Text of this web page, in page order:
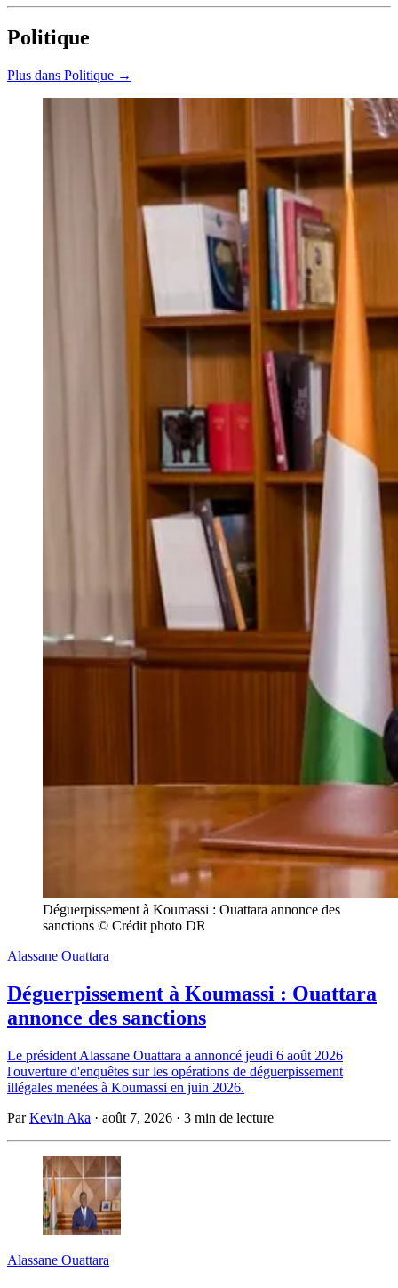
Politique
Plus dans Politique →
Déguerpissement à Koumassi : Ouattara annonce des
sanctions © Crédit photo DR
Alassane Ouattara
Déguerpissement à Koumassi : Ouattara
annonce des sanctions
Le président Alassane Ouattara a annoncé jeudi 6 août 2026
l'ouverture d'enquêtes sur les opérations de déguerpissement
illégales menées à Koumassi en juin 2026.
ParKevin Aka · août 7, 2026 · 3 min de lecture
Alassane Ouattara